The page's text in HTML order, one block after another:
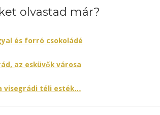
olvastad már?
és forró csokoládé
az esküvők városa
visegrádi téli esték…